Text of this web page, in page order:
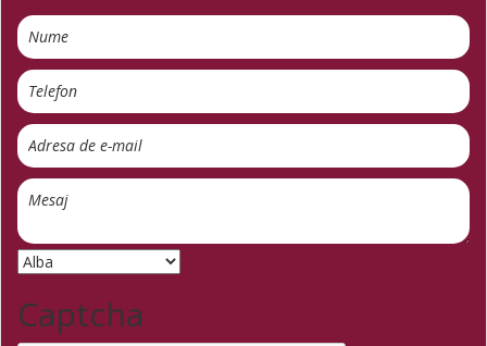
Captcha